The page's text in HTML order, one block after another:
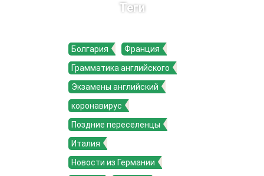
Теги
Болгария
Франция
Грамматика английского
Экзамены английский
коронавирус
Поздние переселенцы
Италия
Новости из Германии